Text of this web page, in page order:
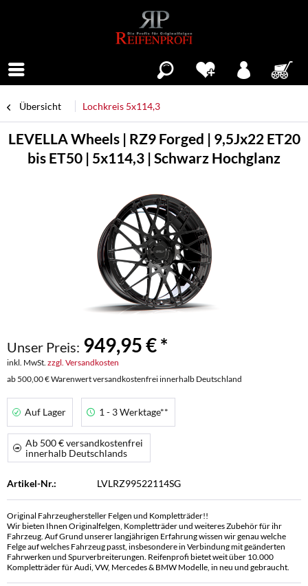
Übersicht Lochkreis 5x114,3
LEVELLA Wheels | RZ9 Forged | 9,5Jx22 ET20
bis ET50 | 5x114,3 | Schwarz Hochglanz
Unser Preis: 949,95 € *
inkl. MwSt. zzgl. Versandkosten
ab 500,00 € Warenwert versandkostenfrei innerhalb Deutschland
Auf Lager 1 - 3 Werktage**
Ab 500 € versandkostenfrei
innerhalb Deutschlands
Artikel-Nr.: LVLRZ99522114SG
Original Fahrzeughersteller Felgen und Kompletträder!!
Wir bieten Ihnen Originalfelgen, Kompletträder und weiteres Zubehör für ihr
Fahrzeug. Auf Grund unserer langjährigen Erfahrung wissen wir genau welche
Felge auf welches Fahrzeug passt, insbesondere in Verbindung mit geänderten
Fahrwerken und Spurverbreiterungen. Reifenprofi bietet weit über 10.000
Kompletträder für Audi, VW, Mercedes & BMW Modelle, in neu und gebraucht.